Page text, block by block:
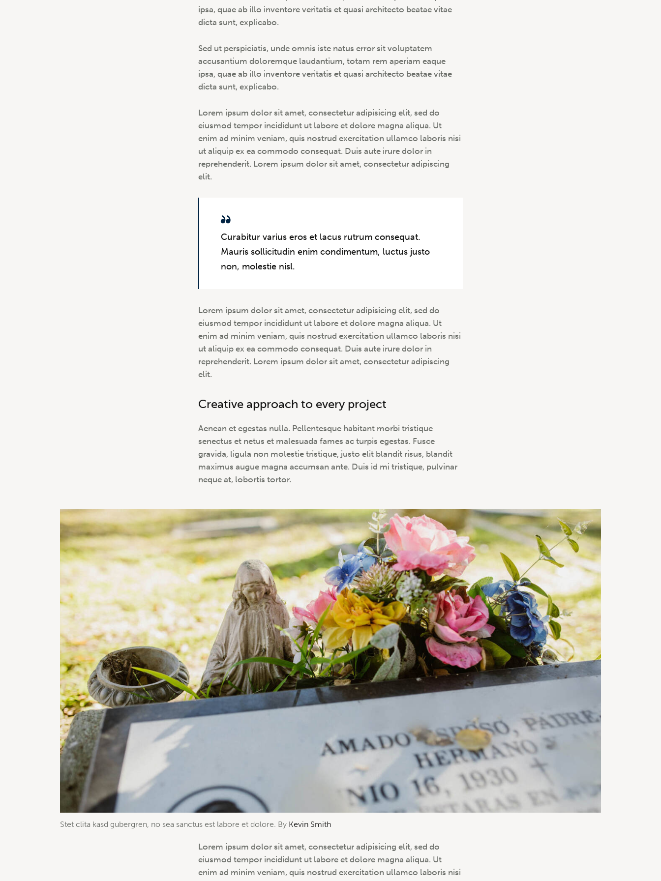
ipsa, quae ab illo inventore veritatis et quasi architecto beatae vitae
dicta sunt, explicabo.
Sed ut perspiciatis, unde omnis iste natus error sit voluptatem
accusantium doloremque laudantium, totam rem aperiam eaque
ipsa, quae ab illo inventore veritatis et quasi architecto beatae vitae
dicta sunt, explicabo.
Lorem ipsum dolor sit amet, consectetur adipisicing elit, sed do
eiusmod tempor incididunt ut labore et dolore magna aliqua. Ut
enim ad minim veniam, quis nostrud exercitation ullamco laboris nisi
ut aliquip ex ea commodo consequat. Duis aute irure dolor in
reprehenderit. Lorem ipsum dolor sit amet, consectetur adipiscing
elit.
Curabitur varius eros et lacus rutrum consequat.
Mauris sollicitudin enim condimentum, luctus justo
non, molestie nisl.
Lorem ipsum dolor sit amet, consectetur adipisicing elit, sed do
eiusmod tempor incididunt ut labore et dolore magna aliqua. Ut
enim ad minim veniam, quis nostrud exercitation ullamco laboris nisi
ut aliquip ex ea commodo consequat. Duis aute irure dolor in
reprehenderit. Lorem ipsum dolor sit amet, consectetur adipiscing
elit.
Creative approach to every project
Aenean et egestas nulla. Pellentesque habitant morbi tristique
senectus et netus et malesuada fames ac turpis egestas. Fusce
gravida, ligula non molestie tristique, justo elit blandit risus, blandit
maximus augue magna accumsan ante. Duis id mi tristique, pulvinar
neque at, lobortis tortor.
Stet clita kasd gubergren, no sea sanctus est labore et dolore. By Kevin Smith
Lorem ipsum dolor sit amet, consectetur adipisicing elit, sed do
eiusmod tempor incididunt ut labore et dolore magna aliqua. Ut
enim ad minim veniam, quis nostrud exercitation ullamco laboris nisi